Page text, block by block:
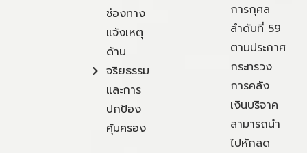
ช่องทาง
แจ้งเหตุ
ด้าน
จริยธรรม
และการ
ปกป้อง
คุ้มครอง
การกุศล
ลำดับที่ 59
ตามประกาศ
กระทรวง
การคลัง
เงินบริจาค
สามารถนำ
ไปหักลด